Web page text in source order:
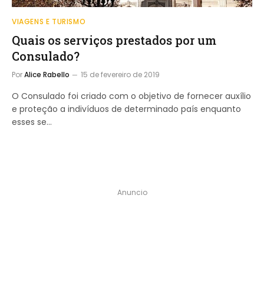
VIAGENS E TURISMO
Quais os serviços prestados por um
Consulado?
PorAlice Rabello 15 de fevereiro de 2019
O Consulado foi criado com o objetivo de fornecer auxílio
e proteção a indivíduos de determinado país enquanto
esses se…
Anuncio